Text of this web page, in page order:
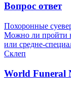
Вопрос ответ
Похоронные
Можно ли пройти
или средне-
Склеп
World Funeral